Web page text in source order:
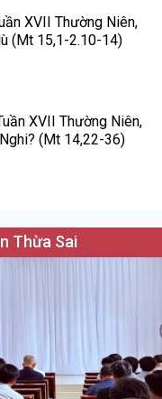
XVII Thường Niên,
(Mt 15,1-2.10-14)
XVII Thường Niên,
(Mt 14,22-36)
Thừa Sai